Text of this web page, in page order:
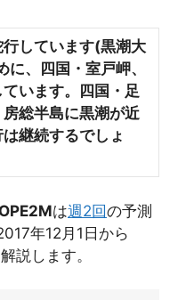
しています(黒潮大
、四国・室戸岬、
います。四国・足
総半島に黒潮が近
継続するでしょ
は週2回の予測
年12月1日から
説します。